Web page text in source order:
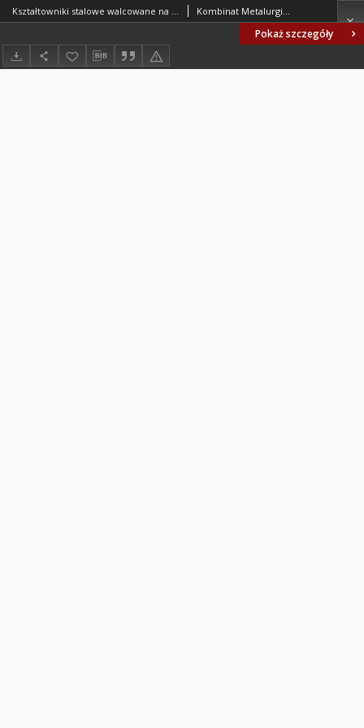
Pokaż szczegóły
Kształtowniki stalowe walcowane na gorąco na przenośniki zgrzebłowe dla górnictwa - Kształtownik ZG1 - Wymiary BN-79/0646-06/11 Kombinat Metalurgiczny Huta Katowice. Oprac.